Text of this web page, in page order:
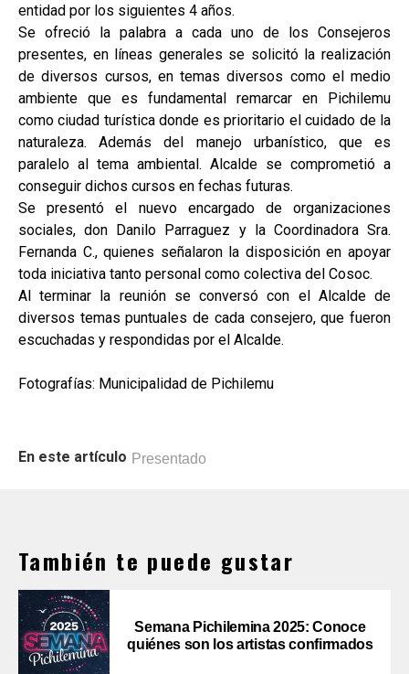
entidad por los siguientes 4 años.
Se ofreció la palabra a cada uno de los Consejeros
presentes, en líneas generales se solicitó la realización
de diversos cursos, en temas diversos como el medio
ambiente que es fundamental remarcar en Pichilemu
como ciudad turística donde es prioritario el cuidado de la
naturaleza. Además del manejo urbanístico, que es
paralelo al tema ambiental. Alcalde se comprometió a
conseguir dichos cursos en fechas futuras.
Se presentó el nuevo encargado de organizaciones
sociales, don Danilo Parraguez y la Coordinadora Sra.
Fernanda C., quienes señalaron la disposición en apoyar
toda iniciativa tanto personal como colectiva del Cosoc.
Al terminar la reunión se conversó con el Alcalde de
diversos temas puntuales de cada consejero, que fueron
escuchadas y respondidas por el Alcalde.
Fotografías: Municipalidad de Pichilemu
En este artículo Presentado
También te puede gustar
Semana Pichilemina 2025: Conoce
quiénes son los artistas confirmados